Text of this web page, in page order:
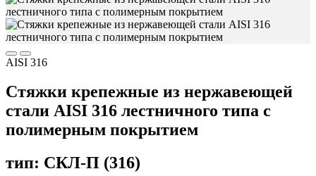
AISI 316
Стяжки крепежные из нержавеющей
стали AISI 316 лестничного типа с
полимерным покрытием
тип: СКЛ-П (316)